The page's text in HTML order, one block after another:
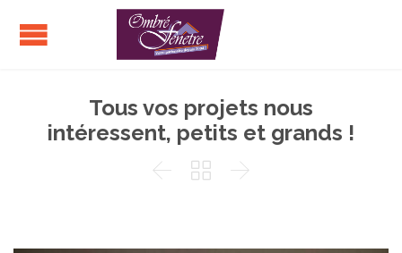
Tous vos projets nous
intéressent, petits et grands !
  